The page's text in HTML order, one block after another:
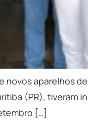
aparelhos
(PR), tiveram
[…]